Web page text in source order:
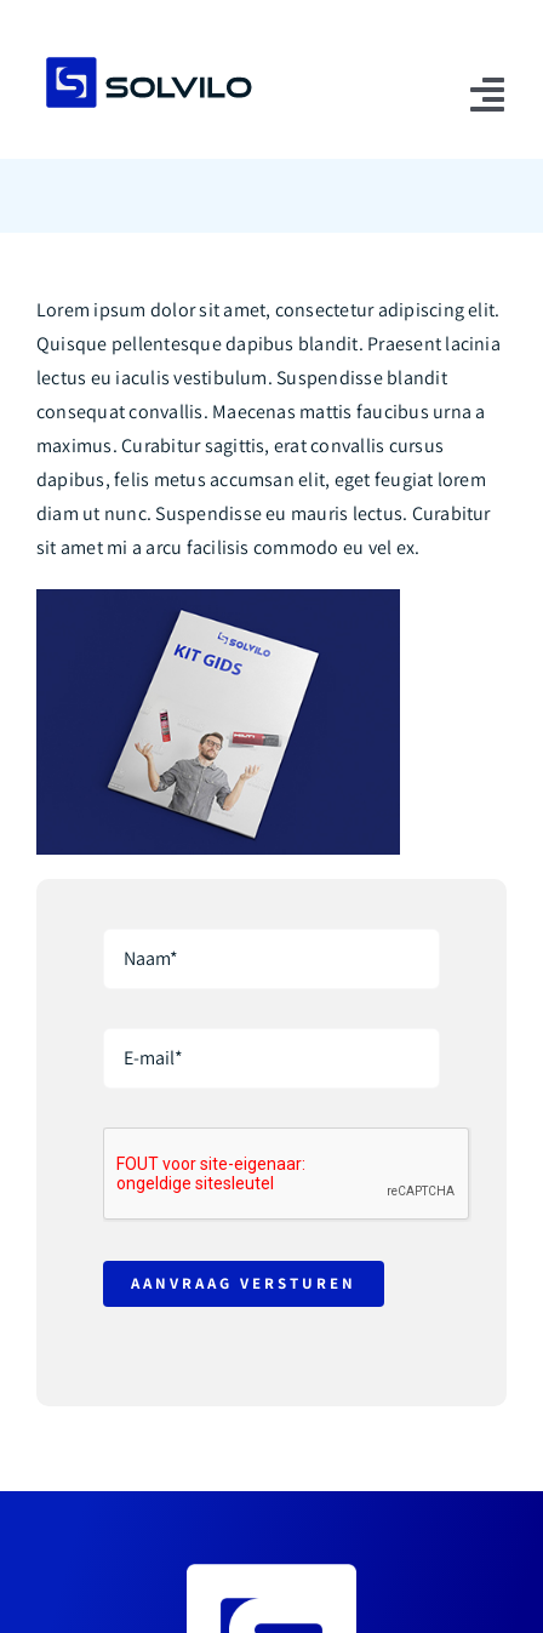
inhoud
Advies
Assortiment
Contact
Lorem ipsum dolor sit amet, consectetur adipiscing elit.
Quisque pellentesque dapibus blandit. Praesent lacinia
lectus eu iaculis vestibulum. Suspendisse blandit
consequat convallis. Maecenas mattis faucibus urna a
maximus. Curabitur sagittis, erat convallis cursus
dapibus, felis metus accumsan elit, eget feugiat lorem
diam ut nunc. Suspendisse eu mauris lectus. Curabitur
sit amet mi a arcu facilisis commodo eu vel ex.
AANVRAAG VERSTUREN